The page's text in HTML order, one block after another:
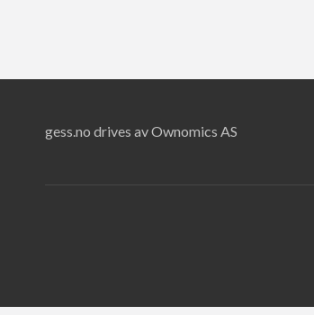
gess.no drives av Ownomics AS